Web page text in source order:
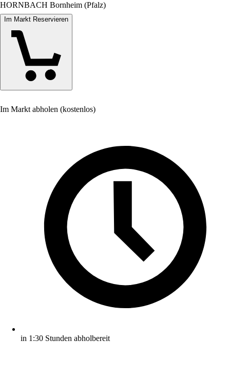
HORNBACH Bornheim (Pfalz)
Im Markt Reservieren
Im Markt abholen (kostenlos)
in 1:30 Stunden abholbereit